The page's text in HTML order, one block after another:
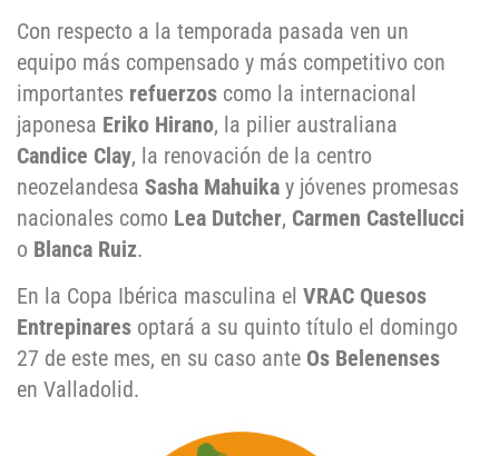
Con respecto a la temporada pasada ven un
equipo más compensado y más competitivo con
importantes refuerzos como la internacional
japonesa Eriko Hirano, la pilier australiana
Candice Clay, la renovación de la centro
neozelandesa Sasha Mahuika y jóvenes promesas
nacionales como Lea Dutcher, Carmen Castellucci
o Blanca Ruiz.
En la Copa Ibérica masculina el VRAC Quesos
Entrepinares optará a su quinto título el domingo
27 de este mes, en su caso ante Os Belenenses
en Valladolid.